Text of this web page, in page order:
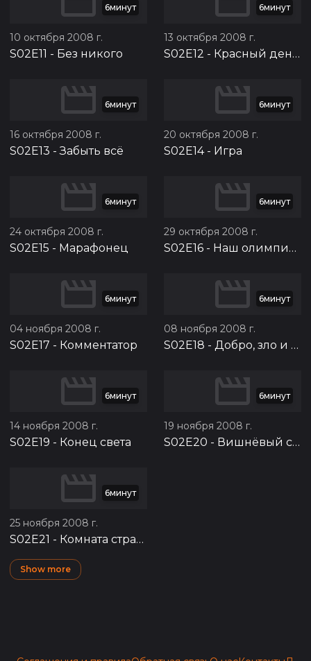
6минут
10 октября 2008 г.
S02E11 - Без никого
6минут
13 октября 2008 г.
S02E12 - Красный день календаря
6минут
16 октября 2008 г.
S02E13 - Забыть всё
6минут
20 октября 2008 г.
S02E14- Игра
6минут
24 октября 2008 г.
S02E15 - Марафонец
6минут
29 октября 2008 г.
S02E16 - Наш олимпийский чемпион
6минут
04 ноября 2008 г.
S02E17 - Комментатор
6минут
08 ноября 2008 г.
S02E18 - Добро, зло и девочки
6минут
14 ноября 2008 г.
S02E19 - Конец света
6минут
19 ноября 2008 г.
S02E20 - Вишнёвый сад
6минут
25 ноября 2008 г.
S02E21 - Комната страха
Show more